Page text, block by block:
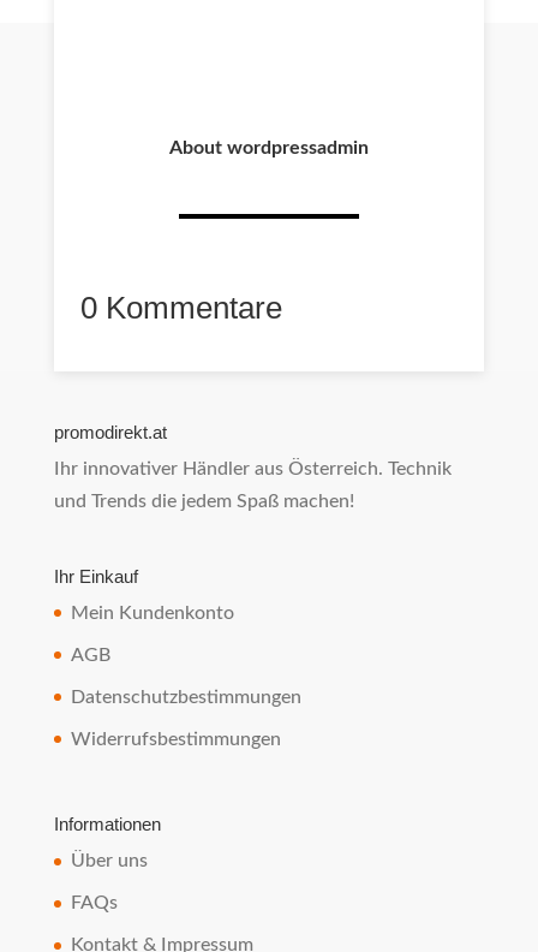
About wordpressadmin
0 Kommentare
promodirekt.at
Ihr innovativer Händler aus Österreich. Technik
und Trends die jedem Spaß machen!
Ihr Einkauf
Mein Kundenkonto
AGB
Datenschutzbestimmungen
Widerrufsbestimmungen
Informationen
Über uns
FAQs
Kontakt & Impressum